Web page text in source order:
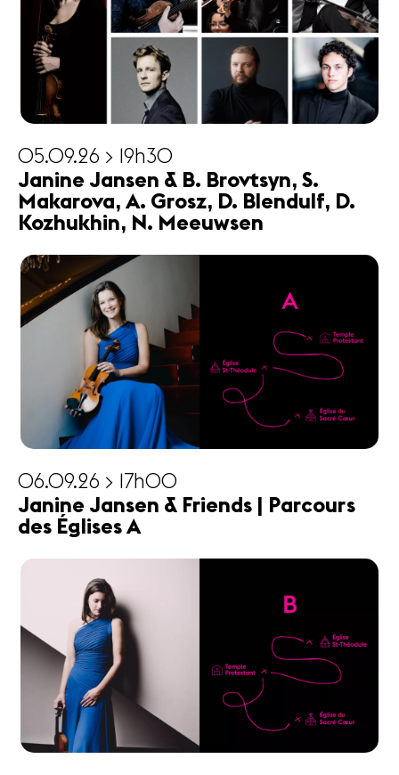
05.09.26 > 19h30
Janine Jansen & B. Brovtsyn, S.
Makarova, A. Grosz, D. Blendulf, D.
Kozhukhin, N. Meeuwsen
06.09.26 > 17h00
Janine Jansen & Friends | Parcours
des Églises A